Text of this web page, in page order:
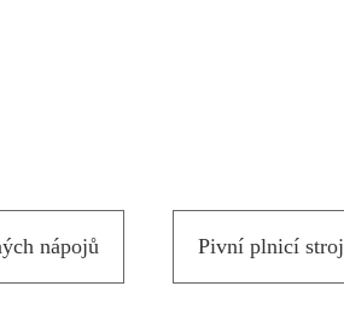
nápojů Pivní plnicí stroj